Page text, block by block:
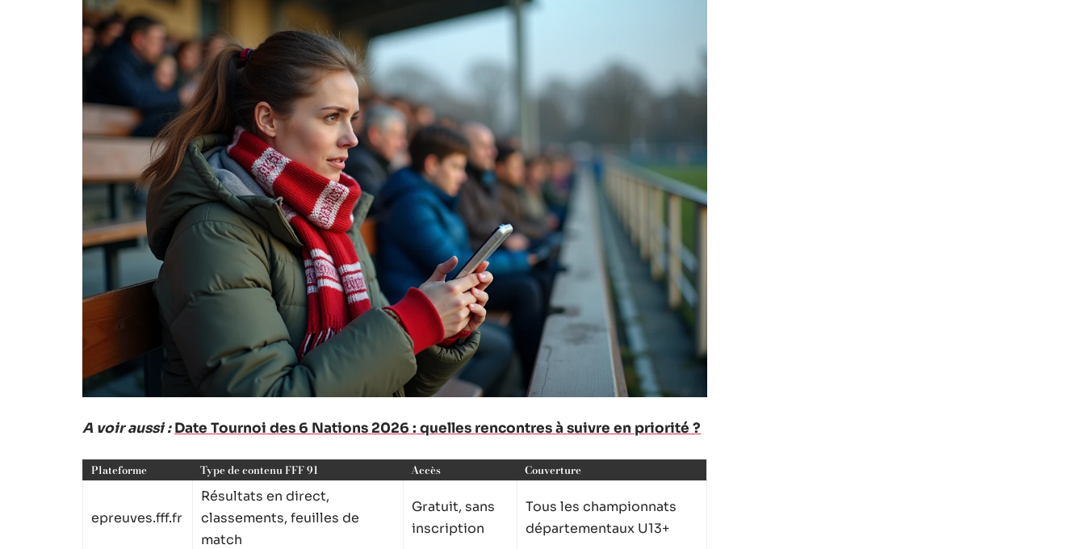
A voir aussi : Date Tournoi des 6 Nations 2026 : quelles rencontres à suivre en priorité ?
Plateforme Type de contenu FFF 91 Accès Couverture
epreuves.fff.fr
Résultats en direct,
classements, feuilles de
match
Gratuit, sans
inscription
Tous les championnats
départementaux U13+